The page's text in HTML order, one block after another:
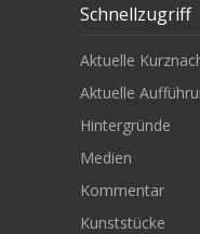
Schnellzugriff
Aktuelle
Aktuelle
Hintergründe
Medien
Kommentar
Kunststücke